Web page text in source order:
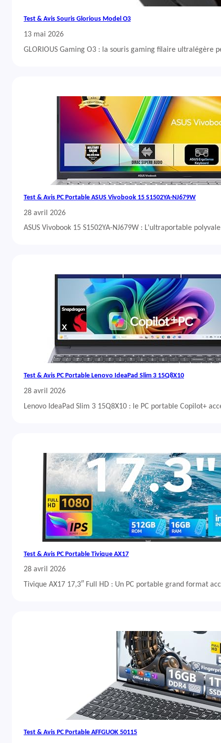
Test & Avis Souris Glorious Model O3
13 mai 2026
GLORIOUS Gaming O3 : la souris gaming filaire ultralégère
Test & Avis PC Portable ASUS Vivobook 15 S1502YA-NJ679W
28 avril 2026
ASUS Vivobook 15 S1502YA-NJ679W : L’ultraportable
Test & Avis PC Portable Lenovo IdeaPad Slim 3 15Q8X10
28 avril 2026
Lenovo IdeaPad Slim 3 15Q8X10 : le PC portable Copilot+
Test & Avis PC Portable Tivique AX17
28 avril 2026
Tivique AX17 17,3″ Full HD : Un PC portable grand format
Test & Avis PC Portable AFFGUOK 50115